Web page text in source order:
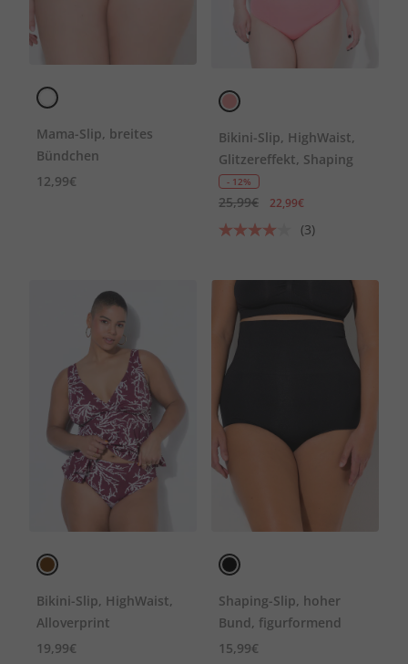
Mama-Slip, breites
Bündchen
12,99€
Bikini-Slip, HighWaist,
Glitzereffekt, Shaping
- 12%
25,99€ 22,99€
(3)
Bikini-Slip, HighWaist,
Alloverprint
19,99€
Shaping-Slip, hoher
Bund, figurformend
15,99€